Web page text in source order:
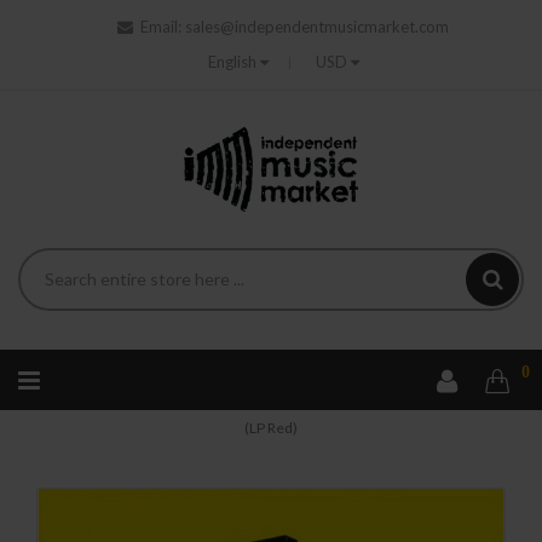
Email:
sales@independentmusicmarket.com
English
USD
0
Plastic - Plastic (Wydanie Jubileuszowe)
(LP Red)